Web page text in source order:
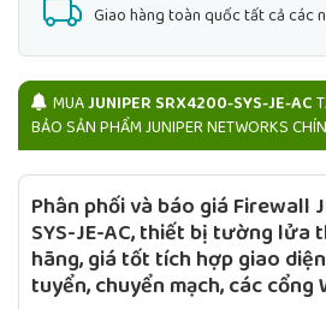
Giao hàng toàn quốc tất cả các
MUAJUNIPER SRX4200-SYS-JE-AC
BẢO SẢN PHẨM JUNIPER NETWORKS
Phân phối và báo giá Firewall
SYS-JE-AC, thiết bị tường lửa
hãng, giá tốt tích hợp giao
tuyển, chuyển mạch, các cổng